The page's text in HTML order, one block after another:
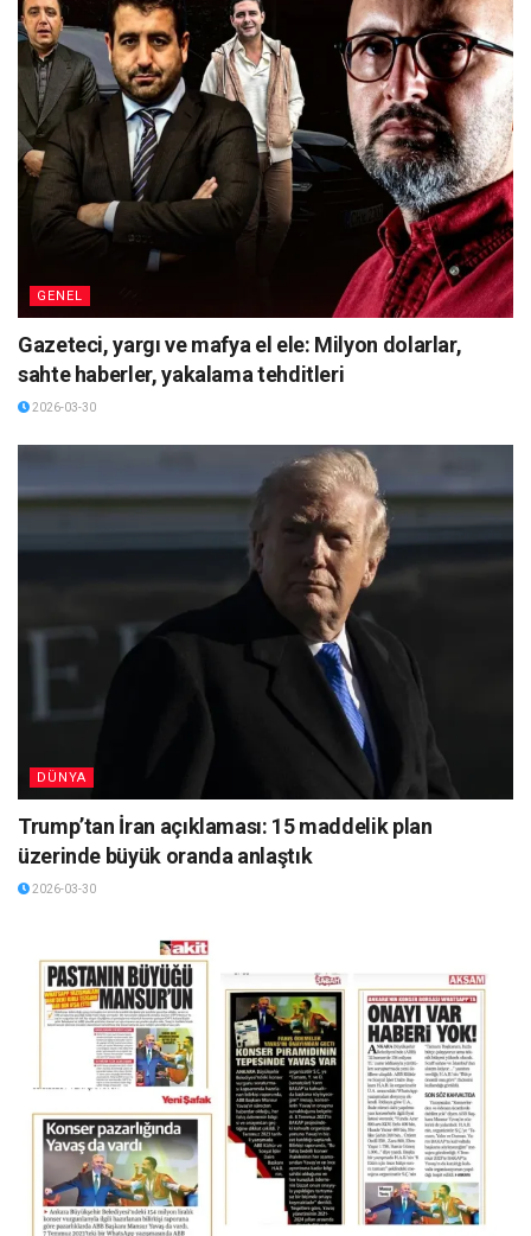
GENEL
Gazeteci, yargı ve mafya el ele: Milyon dolarlar,
sahte haberler, yakalama tehditleri
2026-03-30
DÜNYA
Trump’tan İran açıklaması: 15 maddelik plan
üzerinde büyük oranda anlaştık
2026-03-30